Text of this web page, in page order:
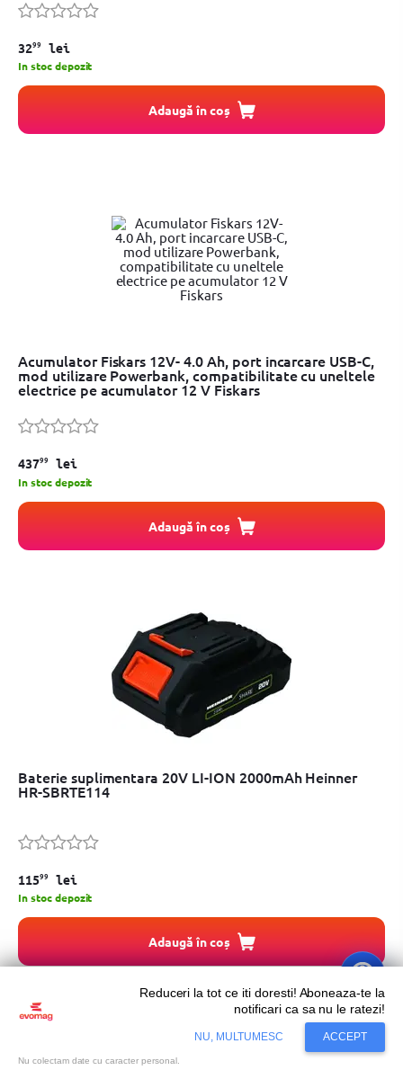
3299 lei
In stoc depozit
Adaugă în coș
Acumulator Fiskars 12V- 4.0 Ah, port incarcare USB-C,
mod utilizare Powerbank, compatibilitate cu uneltele
electrice pe acumulator 12 V Fiskars
43799 lei
In stoc depozit
Adaugă în coș
Baterie suplimentara 20V LI-ION 2000mAh Heinner
HR-SBRTE114
11599 lei
In stoc depozit
Adaugă în coș
Reduceri la tot ce iti doresti! Aboneaza-te la
notificari ca sa nu le ratezi!
NU, MULTUMESC ACCEPT
Nu colectam date cu caracter personal.